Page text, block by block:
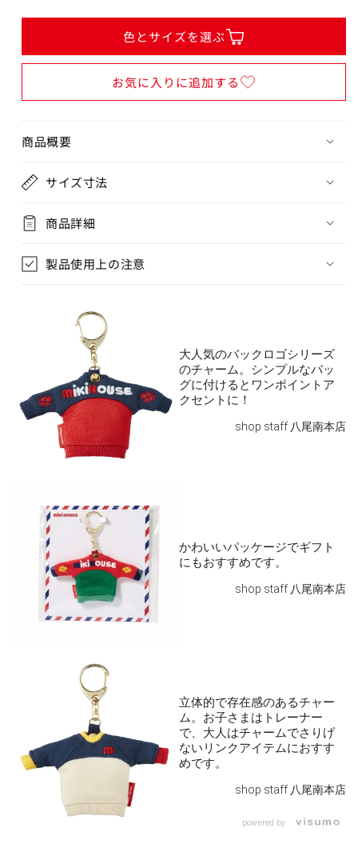
色とサイズを選ぶ
お気に入りに追加する
商品概要
サイズ寸法
商品詳細
製品使用上の注意
大人気のバックロゴシリーズ
のチャーム。シンプルなバッ
グに付けるとワンポイントア
クセントに！
shop staff 八尾南本店
かわいいパッケージでギフト
にもおすすめです。
shop staff 八尾南本店
立体的で存在感のあるチャー
ム。お子さまはトレーナー
で、大人はチャームでさりげ
ないリンクアイテムにおすす
めです。
shop staff 八尾南本店
powered by